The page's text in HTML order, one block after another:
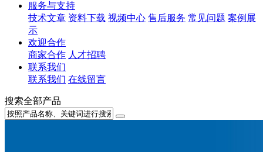
服务与支持
技术文章 资料下载 视频中心 售后服务 常见问题 案例展
示
欢迎合作
商家合作 人才招聘
联系我们
联系我们 在线留言
搜索全部产品